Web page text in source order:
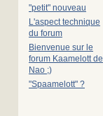
"petit" nouveau
L'aspect technique
du forum
Bienvenue sur le
forum Kaamelott de
Nao ;)
"Spaamelott" ?